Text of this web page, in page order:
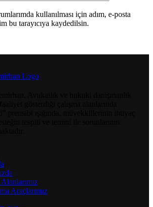
kullanılması için adım, e-posta
bu tarayıcıya kaydedilsin.
Araçlarımız